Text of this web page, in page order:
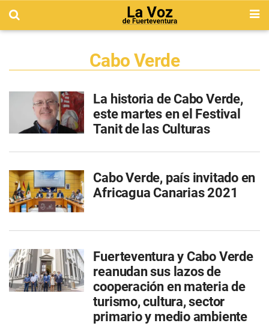
Cabo Verde
La historia de Cabo Verde,
este martes en el Festival
Tanit de las Culturas
Cabo Verde, país invitado en
Africagua Canarias 2021
Fuerteventura y Cabo Verde
reanudan sus lazos de
cooperación en materia de
turismo, cultura, sector
primario y medio ambiente